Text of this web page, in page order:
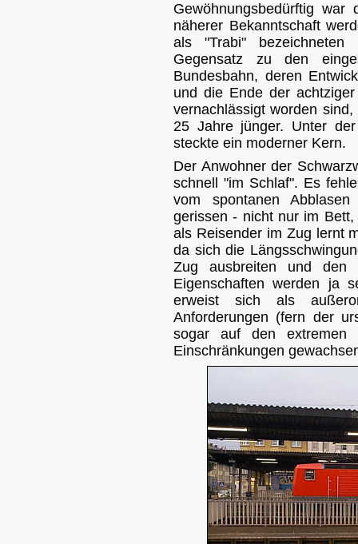
Gewöhnungsbedürftig
näherer Bekanntschaft
als "Trabi" bezeichneten
Gegensatz zu den
Bundesbahn, deren
und die Ende der
vernachlässigt worden
25 Jahre jünger. Unter
steckte ein moderner Kern.
Der Anwohner der
schnell "im Schlaf". Es
vom spontanen
gerissen - nicht nur im
als Reisender im Zug lernt
da sich die
Zug ausbreiten und den
Eigenschaften werden ja
erweist sich als
Anforderungen (fern der
sogar auf den extremen
Einschränkungen